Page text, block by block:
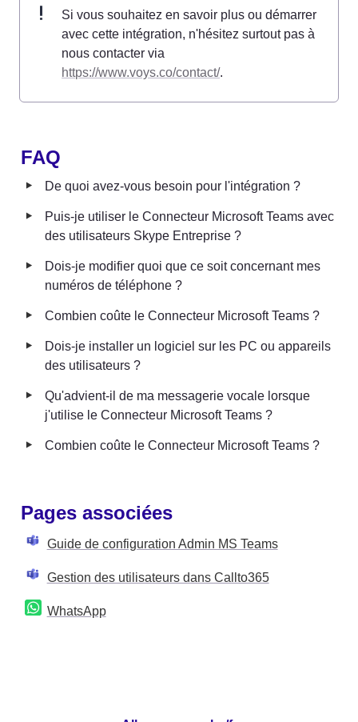
Si vous souhaitez en savoir plus ou démarrer
avec cette intégration, n'hésitez surtout pas à
https://www.voys.co/contact/.
FAQ
‣ De quoi avez-vous besoin pour l'intégration ?
‣
Puis-je utiliser le Connecteur Microsoft Teams avec
des utilisateurs Skype Entreprise ?
‣
Dois-je modifier quoi que ce soit concernant mes
numéros de téléphone ?
‣ Combien coûte le Connecteur Microsoft Teams ?
‣
Dois-je installer un logiciel sur les PC ou appareils
des utilisateurs ?
‣
Qu'advient-il de ma messagerie vocale lorsque
j'utilise le Connecteur Microsoft Teams ?
‣ Combien coûte le Connecteur Microsoft Teams ?
Pages associées
Guide de configuration Admin MS Teams
Gestion des utilisateurs dans Callto365
WhatsApp